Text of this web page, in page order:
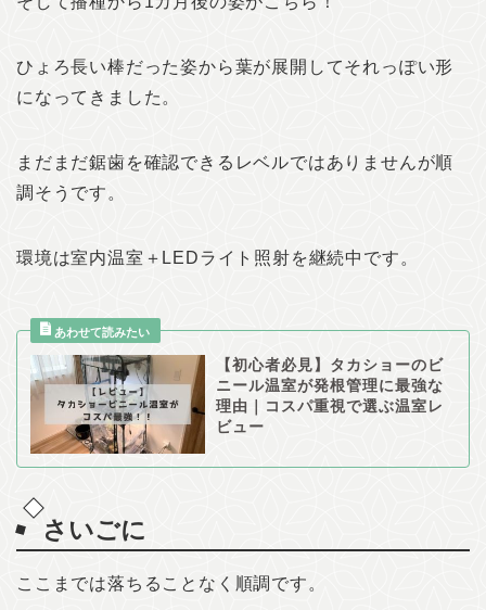
ひょろ長い棒だった姿から葉が展開してそれっぽい形
になってきました。
まだまだ鋸歯を確認できるレベルではありませんが順
調そうです。
環境は室内温室＋LEDライト照射を継続中です。
【初心者必見】タカショーのビ
ニール温室が発根管理に最強な
理由｜コスパ重視で選ぶ温室レ
ビュー
さいごに
ここまでは落ちることなく順調です。